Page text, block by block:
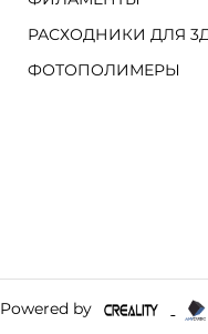
РАСХОДНИКИ ДЛЯ
ФОТОПОЛИМЕРЫ
Powered by